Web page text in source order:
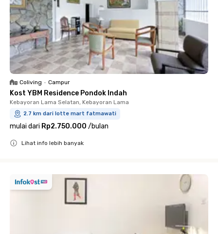
Coliving • Campur
Kost YBM Residence Pondok Indah
Kebayoran Lama Selatan, Kebayoran Lama
2.7 km dari lotte mart fatmawati
mulai dari Rp2.750.000 /bulan
Lihat info lebih banyak